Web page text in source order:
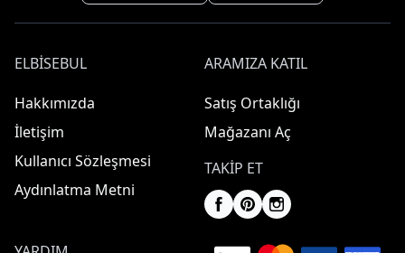
ELBISEBUL
Hakkımızda
İletişim
Kullanıcı Sözleşmesi
Aydınlatma Metni
ARAMIZA KATIL
Satış Ortaklığı
Mağazanı Aç
TAKIP ET